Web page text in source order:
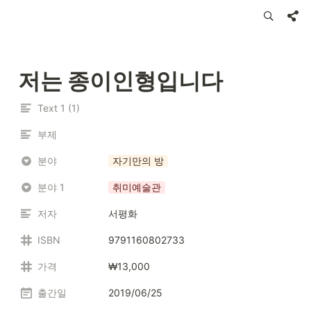
저는 종이인형입니다
Text 1 (1)
부제
분야 자기만의 방
분야 1 취미예술관
저자 서평화
ISBN 9791160802733
가격 ₩13,000
출간일 2019/06/25